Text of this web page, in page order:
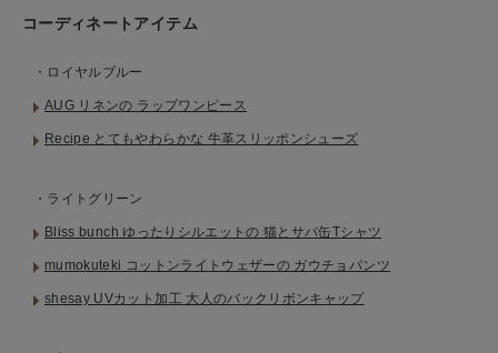
コーディネートアイテム
・ロイヤルブルー
AUG リネンの ラップワンピース
Recipe とてもやわらかな 牛革スリッポンシューズ
・ライトグリーン
Bliss bunch ゆったりシルエットの 猫とサバ缶Tシャツ
mumokuteki コットンライトウェザーの ガウチョパンツ
shesay UVカット加工 大人のバックリボンキャップ